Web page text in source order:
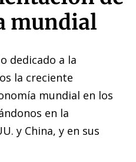
mundial
dedicado a la
la creciente
mundial en los
en la
y China, y en sus